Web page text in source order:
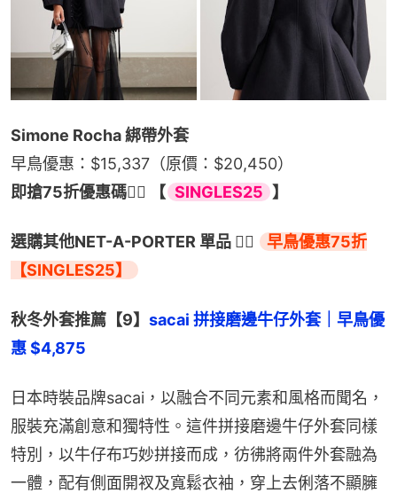
Simone Rocha 綁帶外套
早鳥優惠：$15,337（原價：$20,450）
即搶75折優惠碼👉🏻 【 SINGLES25 】
選購其他NET-A-PORTER 單品 👉🏻
早鳥優惠75折
【SINGLES25】
秋冬外套推薦【9】 sacai 拼接磨邊牛仔外套｜早鳥優
惠 $4,875
日本時裝品牌sacai，以融合不同元素和風格而聞名，
服裝充滿創意和獨特性。這件拼接磨邊牛仔外套同樣
特別，以牛仔布巧妙拼接而成，彷彿將兩件外套融為
一體，配有側面開衩及寬鬆衣袖，穿上去俐落不顯臃